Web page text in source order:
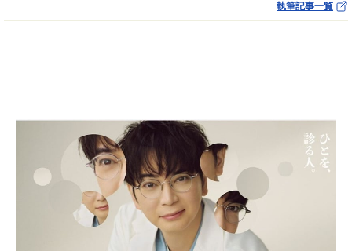
執筆記事一覧